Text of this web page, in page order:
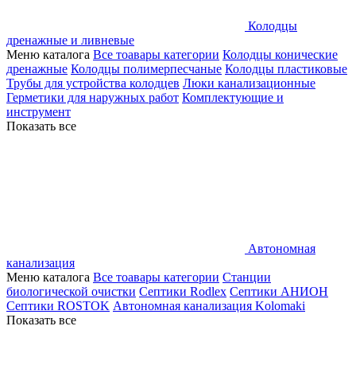
Колодцы
дренажные и ливневые
Меню каталога Все тоавары категории Колодцы конические
дренажные Колодцы полимерпесчаные Колодцы пластиковые
Трубы для устройства колодцев Люки канализационные
Герметики для наружных работ Комплектующие и
инструмент
Показать все
Автономная
канализация
Меню каталога Все тоавары категории Станции
биологической очистки Септики Rodlex Септики АНИОН
Септики ROSTOK Автономная канализация Kolomaki
Показать все